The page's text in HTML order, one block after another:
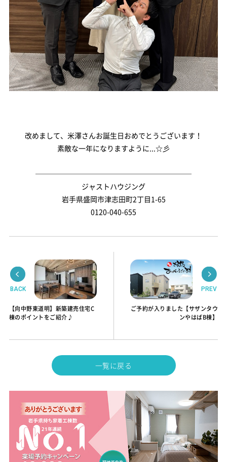
改めまして、米澤さんお誕生日おめでとうございます！
素敵な一年になりますように...☆彡
──────────────────────
ジャストハウジング
岩手県盛岡市津志田町2丁目1-65
0120-040-655
BACK
【向中野東道明】新築建売住宅C
棟のポイントをご紹介♪
PREV
ご予約が入りました【サザンタウ
ンやはばB棟】
一覧に戻る